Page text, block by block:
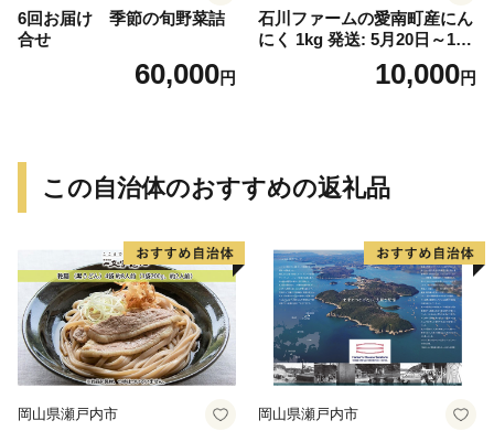
6回お届け 季節の旬野菜詰
合せ
60,000円
石川ファームの愛南町産にん
にく 1kg 発送: 5月20日～11
10,000円
この自治体のおすすめの返礼品
岡山県瀬戸内市 岡山県瀬戸内市